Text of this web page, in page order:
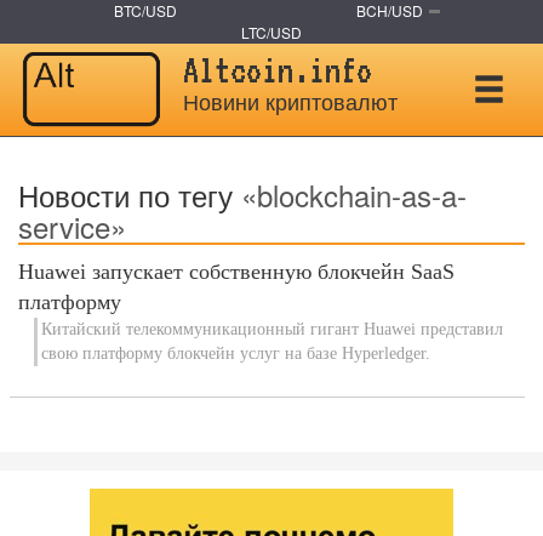
BTC/USD
BCH/USD
LTC/USD
Altcoin.info
Новини криптовалют
Новости по тегу «blockchain-as-a-
service»
Huawei запускает собственную блокчейн SaaS
платформу
Китайский телекоммуникационный гигант Huawei представил
свою платформу блокчейн услуг на базе Hyperledger.